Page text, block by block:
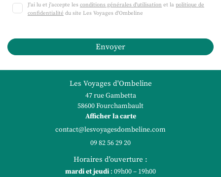
J'ai lu et j'accepte les conditions générales d'utilisation et la politique de
confidentialité du site Les Voyages d'Ombeline
Envoyer
Les Voyages d'Ombeline
47 rue Gambetta
58600 Fourchambault
Afficher la carte
09 82 56 29 20
Horaires d'ouverture :
mardi et jeudi : 09h00 – 19h00